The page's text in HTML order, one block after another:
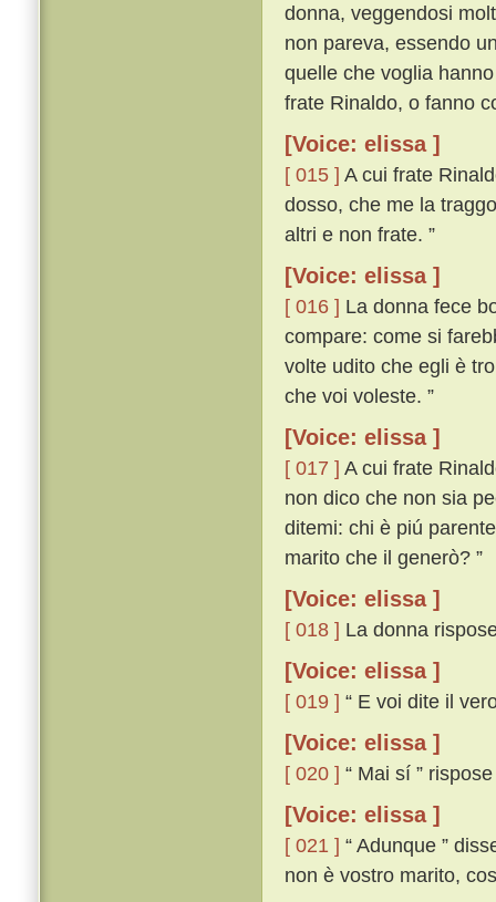
donna, veggendosi
non pareva, essendo
quelle che voglia
frate Rinaldo, o fanno
[Voice: elissa ]
[ 015 ] A cui frate
dosso, che me la
altri e non frate. ”
[Voice: elissa ]
[ 016 ] La donna fece
compare: come si
volte udito che egli è
che voi voleste. ”
[Voice: elissa ]
[ 017 ] A cui frate
non dico che non sia
ditemi: chi è piú
marito che il generò? ”
[Voice: elissa ]
[ 018 ] La donna
[Voice: elissa ]
[ 019 ] “ E voi dite il
[Voice: elissa ]
[ 020 ] “ Mai sí ”
[Voice: elissa ]
[ 021 ] “ Adunque ”
non è vostro marito,